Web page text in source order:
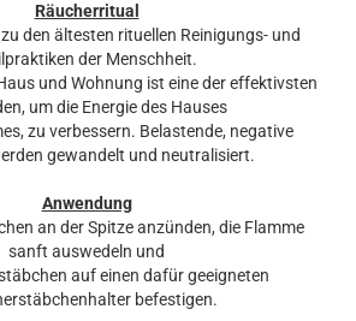
Räucherritual
den ältesten rituellen Reinigungs- und
der Menschheit.
und Wohnung ist eine der effektivsten
um die Energie des Hauses
zu verbessern. Belastende, negative
gewandelt und neutralisiert.
Anwendung
an der Spitze anzünden, die Flamme
sanft auswedeln und
auf einen dafür geeigneten
befestigen.